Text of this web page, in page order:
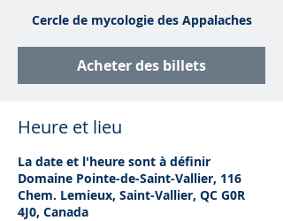
Cercle de mycologie des Appalaches
Acheter des billets
Heure et lieu
La date et l'heure sont à définir
Domaine Pointe-de-Saint-Vallier, 116
Chem. Lemieux, Saint-Vallier, QC G0R
4J0, Canada